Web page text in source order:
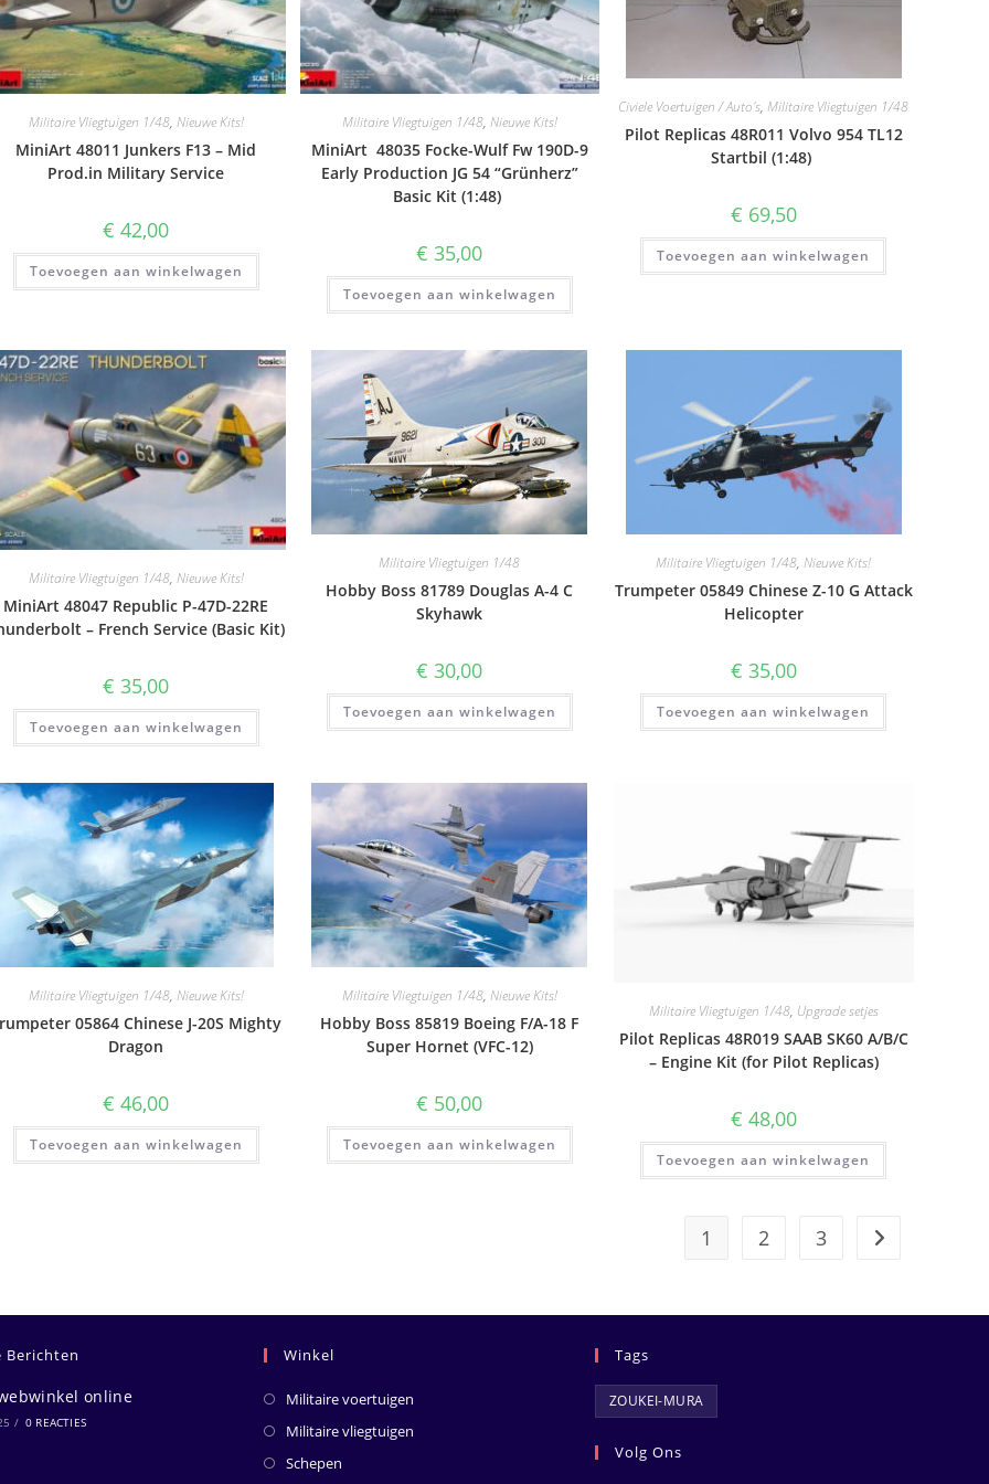
Militaire Vliegtuigen 1/48, Nieuwe Kits!
MiniArt 48011 Junkers F13 – Mid
Prod.in Military Service
€ 42,00
Toevoegen aan winkelwagen
Militaire Vliegtuigen 1/48, Nieuwe Kits!
MiniArt 48035 Focke-Wulf Fw 190D-9
Early Production JG 54 “Grünherz”
Basic Kit (1:48)
€ 35,00
Toevoegen aan winkelwagen
Civiele Voertuigen / Auto's,Militaire Vliegtuigen 1/48
Pilot Replicas 48R011 Volvo 954 TL12
Startbil (1:48)
€ 69,50
Toevoegen aan winkelwagen
Militaire Vliegtuigen 1/48, Nieuwe Kits!
MiniArt 48047 Republic P-47D-22RE
– French Service (Basic Kit)
€ 35,00
Toevoegen aan winkelwagen
Militaire Vliegtuigen 1/48
Hobby Boss 81789 Douglas A-4 C
Skyhawk
€ 30,00
Toevoegen aan winkelwagen
Militaire Vliegtuigen 1/48,Nieuwe Kits!
Trumpeter 05849 Chinese Z-10 G Attack
Helicopter
€ 35,00
Toevoegen aan winkelwagen
Militaire Vliegtuigen 1/48, Nieuwe Kits!
05864 Chinese J-20S Mighty
Dragon
€ 46,00
Toevoegen aan winkelwagen
Militaire Vliegtuigen 1/48, Nieuwe Kits!
Hobby Boss 85819 Boeing F/A-18 F
Super Hornet (VFC-12)
€ 50,00
Toevoegen aan winkelwagen
Militaire Vliegtuigen 1/48, Upgrade setjes
Pilot Replicas 48R019 SAAB SK60 A/B/C
– Engine Kit (for Pilot Replicas)
€ 48,00
Toevoegen aan winkelwagen
1 2 3
Berichten
online
/ 0 REACTIES
Winkel
Militaire voertuigen
Militaire vliegtuigen
Schepen
Tags
ZOUKEI-MURA
Volg Ons